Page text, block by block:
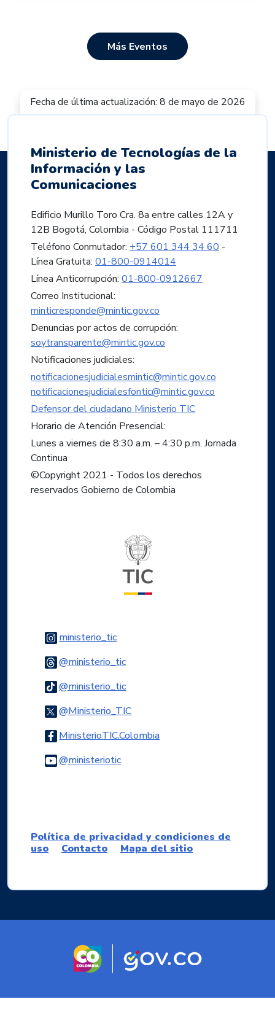
Más Eventos
Fecha de última actualización: 8 de mayo de 2026
Ministerio de Tecnologías de la
Información y las
Comunicaciones
Edificio Murillo Toro Cra. 8a entre calles 12A y
12B Bogotá, Colombia - Código Postal 111711
Teléfono Conmutador: +57 601 344 34 60 -
Línea Gratuita: 01-800-0914014
Línea Anticorrupción: 01-800-0912667
Correo Institucional:
minticresponde@mintic.gov.co
Denuncias por actos de corrupción:
soytransparente@mintic.gov.co
Notificaciones judiciales:
notificacionesjudicialesmintic@mintic.gov.co
notificacionesjudicialesfontic@mintic.gov.co
Defensor del ciudadano Ministerio TIC
Horario de Atención Presencial:
Lunes a viernes de 8:30 a.m. – 4:30 p.m. Jornada
Continua
©Copyright 2021 - Todos los derechos
reservados Gobierno de Colombia
ministerio_ticLogo Instagram
@ministerio_ticLogo Threads
@ministerio_ticLogo Tiktok
@Ministerio_TICLogo Twitter
MinisterioTIC.ColombiaLogo Facebook
@ministerioticLogo Youtube
Política de privacidad y condiciones de
uso
Contacto Mapa del sitio
Logo marca Colombia